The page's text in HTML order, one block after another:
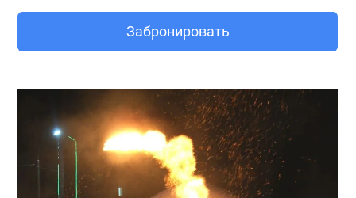
Забронировать